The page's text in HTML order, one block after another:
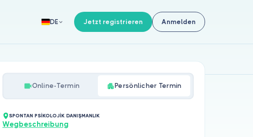
DE Jetzt registrieren Anmelden
Online-Termin Persönlicher Termin
SPONTAN PSİKOLOJİK DANIŞMANLIK
Wegbeschreibung